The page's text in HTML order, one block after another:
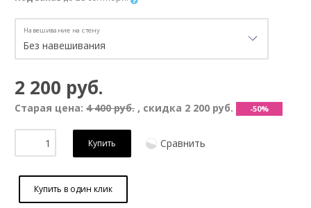
Навешивание на стену
2 200 руб.
Старая цена: 4 400 руб. , скидка 2 200 руб. -50%
Купить Сравнить
Купить в один клик